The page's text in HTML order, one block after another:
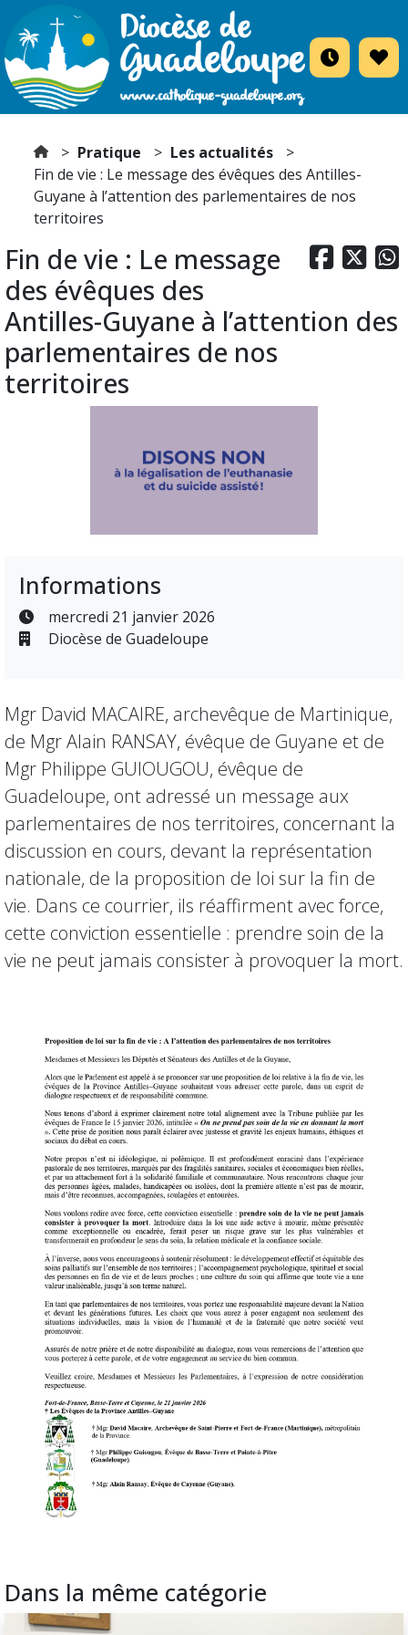
Pratique
Les actualités
Fin de vie : Le message des évêques des Antilles-
Guyane à l’attention des parlementaires de nos
territoires
  
Fin de vie : Le message
des évêques des
Antilles-Guyane à l’attention des
parlementaires de nos
territoires
Informations
mercredi 21 janvier 2026
Diocèse de Guadeloupe
Mgr David MACAIRE, archevêque de Martinique,
de Mgr Alain RANSAY, évêque de Guyane et de
Mgr Philippe GUIOUGOU, évêque de
Guadeloupe, ont adressé un message aux
parlementaires de nos territoires, concernant la
discussion en cours, devant la représentation
nationale, de la proposition de loi sur la fin de
vie. Dans ce courrier, ils réaffirment avec force,
cette conviction essentielle : prendre soin de la
vie ne peut jamais consister à provoquer la mort.
Dans la même catégorie